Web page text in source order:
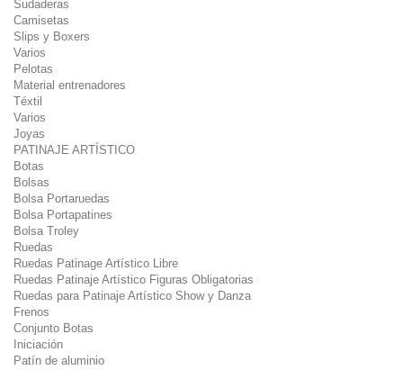
Sudaderas
Camisetas
Slips y Boxers
Varios
Pelotas
Material entrenadores
Téxtil
Varios
Joyas
PATINAJE ARTÍSTICO
Botas
Bolsas
Bolsa Portaruedas
Bolsa Portapatines
Bolsa Troley
Ruedas
Ruedas Patinage Artístico Libre
Ruedas Patinaje Artístico Figuras Obligatorias
Ruedas para Patinaje Artístico Show y Danza
Frenos
Conjunto Botas
Iniciación
Patín de aluminio